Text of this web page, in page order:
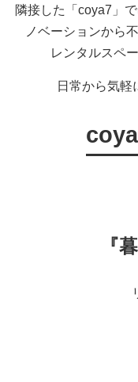
隣接した「coya7」
ノベーションから
レンタルスペ
日常から気軽
『